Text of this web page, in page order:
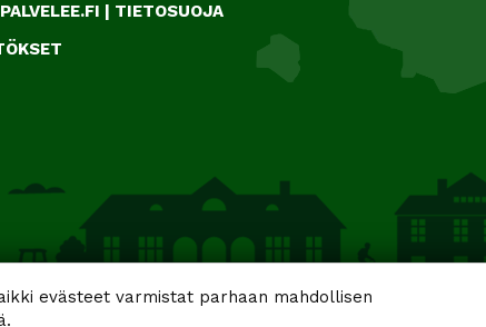
evästeet varmistat parhaan mahdollisen
| TIETOSUOJA